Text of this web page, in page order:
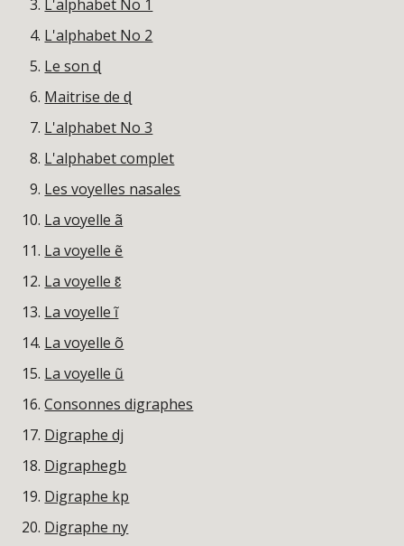
L'alphabet No 1
L'alphabet No 2
Le son ɖ
Maitrise de ɖ
L'alphabet No 3
L'alphabet complet
Les voyelles nasales
La voyelle ã
La voyelle ẽ
La voyelle ɛ̃
La voyelle ĩ
La voyelle õ
La voyelle ũ
Consonnes digraphes
Digraphe dj
Digraphegb
Digraphe kp
Digraphe ny